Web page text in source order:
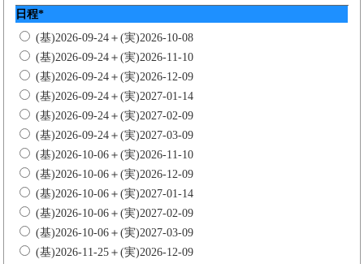
日程*
(基)2026-09-24＋(実)2026-10-08
(基)2026-09-24＋(実)2026-11-10
(基)2026-09-24＋(実)2026-12-09
(基)2026-09-24＋(実)2027-01-14
(基)2026-09-24＋(実)2027-02-09
(基)2026-09-24＋(実)2027-03-09
(基)2026-10-06＋(実)2026-11-10
(基)2026-10-06＋(実)2026-12-09
(基)2026-10-06＋(実)2027-01-14
(基)2026-10-06＋(実)2027-02-09
(基)2026-10-06＋(実)2027-03-09
(基)2026-11-25＋(実)2026-12-09